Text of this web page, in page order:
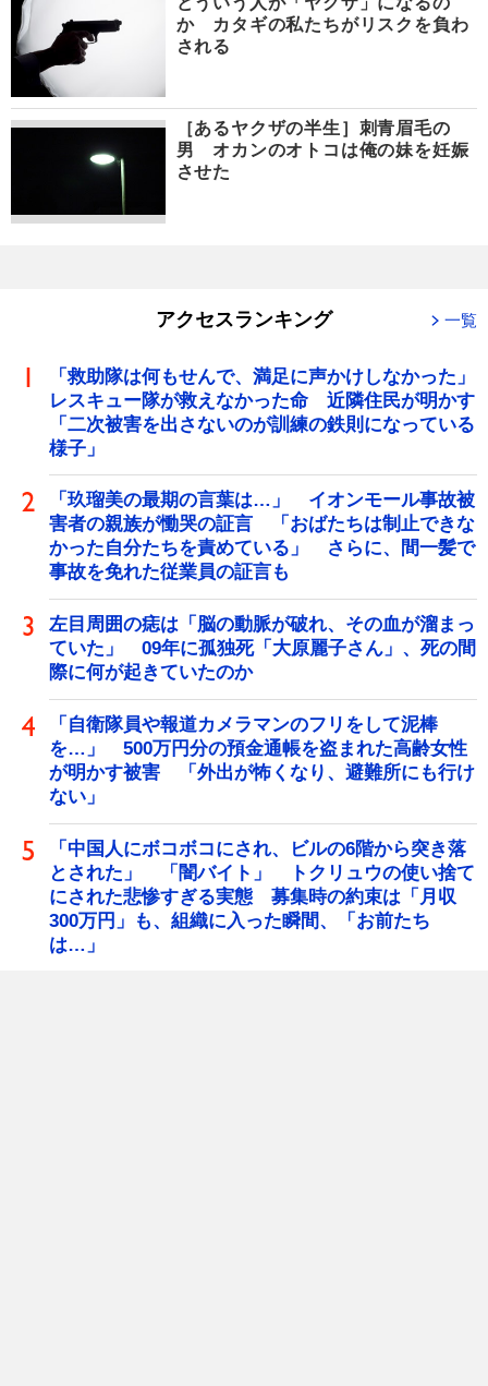
か カタギの私たちがリスクを負わ
される
［あるヤクザの半生］刺青眉毛の
男 オカンのオトコは俺の妹を妊娠
させた
アクセスランキング 一覧
「救助隊は何もせんで、満足に声かけしなかった」
レスキュー隊が救えなかった命 近隣住民が明かす
「二次被害を出さないのが訓練の鉄則になっている
様子」
「玖瑠美の最期の言葉は…」 イオンモール事故被
害者の親族が慟哭の証言 「おばたちは制止できな
かった自分たちを責めている」 さらに、間一髪で
事故を免れた従業員の証言も
左目周囲の痣は「脳の動脈が破れ、その血が溜まっ
ていた」 09年に孤独死「大原麗子さん」、死の間
際に何が起きていたのか
「自衛隊員や報道カメラマンのフリをして泥棒
を…」 500万円分の預金通帳を盗まれた高齢女性
が明かす被害 「外出が怖くなり、避難所にも行け
ない」
「中国人にボコボコにされ、ビルの6階から突き落
とされた」 「闇バイト」 トクリュウの使い捨て
にされた悲惨すぎる実態 募集時の約束は「月収
300万円」も、組織に入った瞬間、「お前たち
は…」